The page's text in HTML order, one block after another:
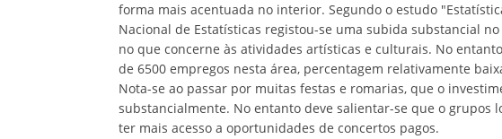
forma mais acentuada no interior. Segundo o estudo
Nacional de Estatísticas registou-se uma subida substancial
no que concerne às atividades artísticas e culturais. No
de 6500 empregos nesta área, percentagem relativamente
Nota-se ao passar por muitas festas e romarias, que o
substancialmente. No entanto deve salientar-se que o grupos
ter mais acesso a oportunidades de concertos pagos.